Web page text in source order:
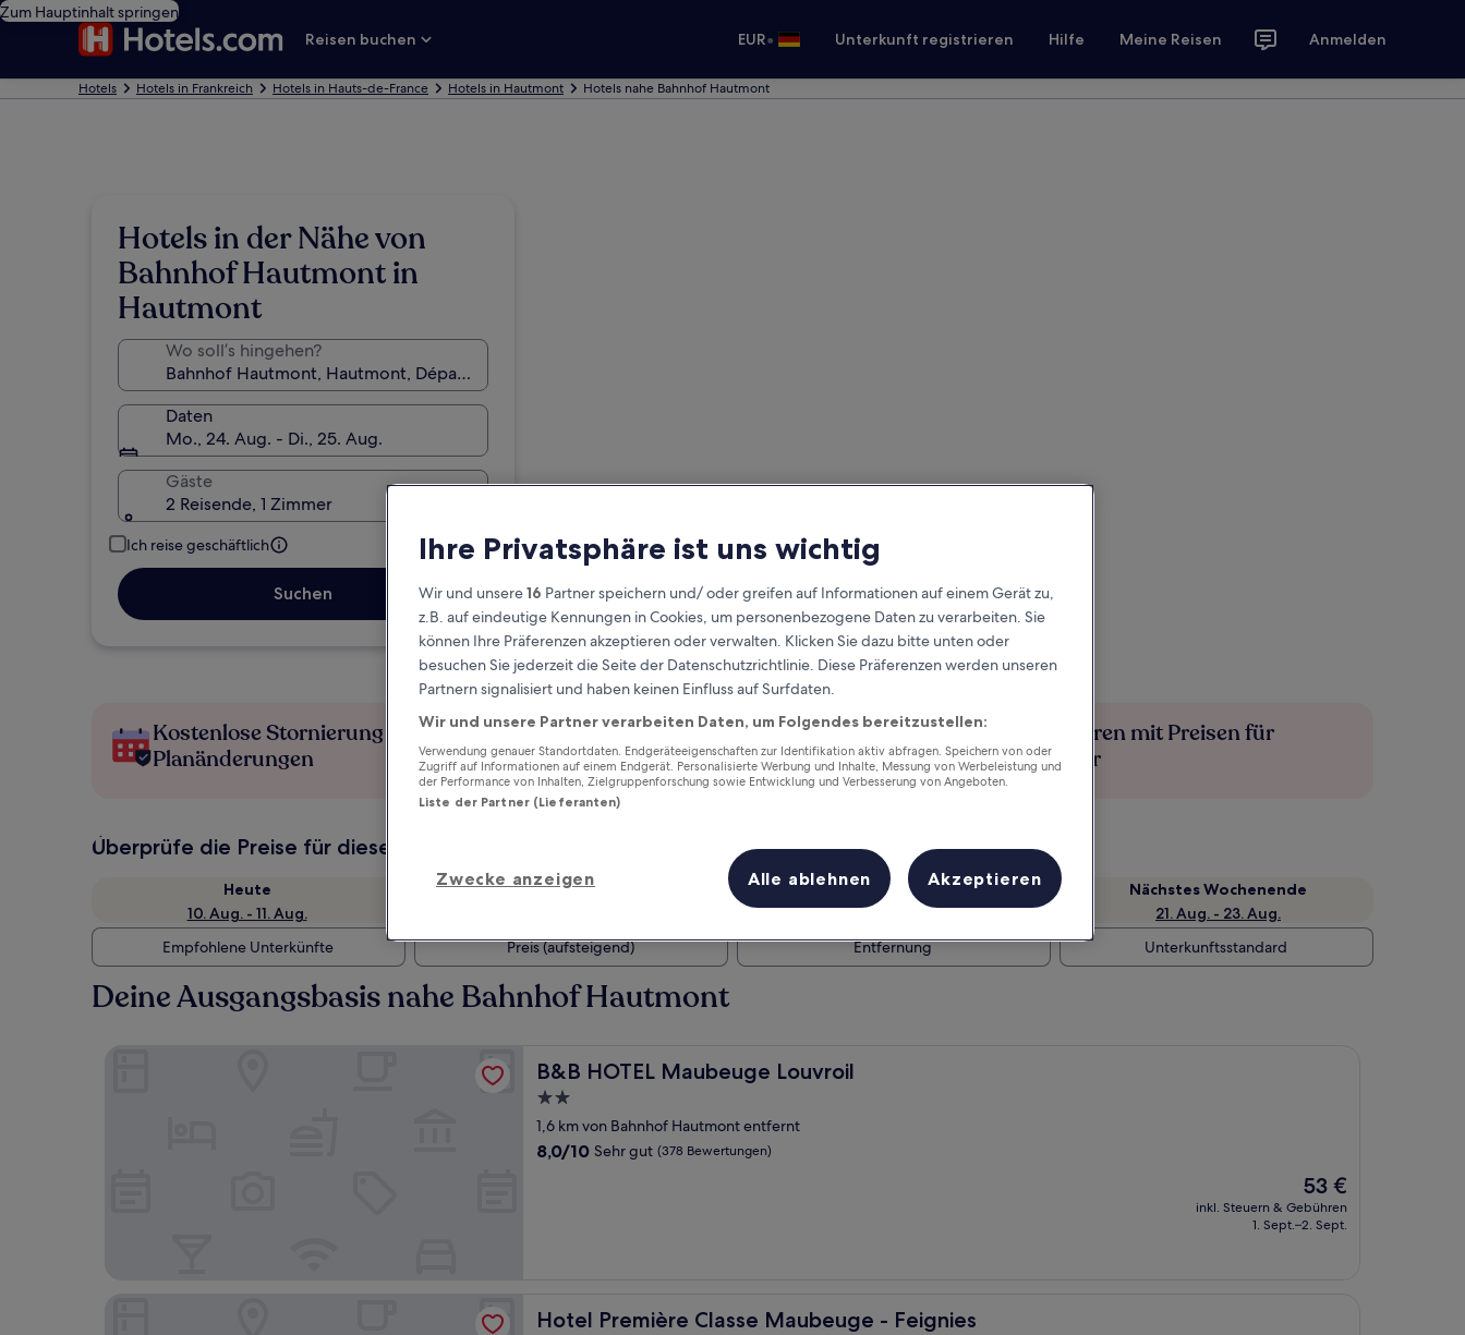
Zum Hauptinhalt springen
Reisen buchen
EUR• Unterkunft registrieren Hilfe Meine Reisen Anmelden
Hotels Hotels in Frankreich Hotels in Hauts-de-France Hotels in Hautmont Hotels nahe Bahnhof Hautmont
Hotels in der Nähe von
Bahnhof Hautmont in
Hautmont
Wo soll’s hingehen?
Daten
Mo., 24. Aug. - Di., 25. Aug.
Gäste
2 Reisende, 1 Zimmer
Ich reise geschäftlich
Suchen
Kostenlose Stornierung bei
Planänderungen
Verdiene Prämien für jede
wahrgenommene Übernachtung
Mehr sparen mit Preisen für
Mitglieder
Überprüfe die Preise für diese Daten
Heute
10. Aug. - 11. Aug.
Morgen
Dieses Wochenende
14. Aug. - 16. Aug.
Nächstes Wochenende
21. Aug. - 23. Aug.
Empfohlene Unterkünfte
Preis (aufsteigend) Entfernung Unterkunftsstandard
Deine Ausgangsbasis nahe Bahnhof Hautmont
B&B HOTEL Maubeuge Louvroil
B&B HOTEL Maubeuge Louvroil
2.0-
Sterne-
Unterkunft
1,6 km von Bahnhof Hautmont entfernt
8.0
8,0/10 Sehr gut (378 Bewertungen)
Der
Preis
beträgt
53 €
inkl. Steuern & Gebühren
1. Sept.–2. Sept.
Hotel Première Classe Maubeuge - Feignies
Hotel Première Classe Maubeuge - Feignies
Ihre Privatsphäre ist uns wichtig
Wir und unsere16 Partner speichern und/ oder greifen auf Informationen auf einem Gerät zu,
z.B. auf eindeutige Kennungen in Cookies, um personenbezogene Daten zu verarbeiten. Sie
können Ihre Präferenzen akzeptieren oder verwalten. Klicken Sie dazu bitte unten oder
besuchen Sie jederzeit die Seite der Datenschutzrichtlinie. Diese Präferenzen werden unseren
Partnern signalisiert und haben keinen Einfluss auf Surfdaten.
Wir und unsere Partner verarbeiten Daten, um Folgendes bereitzustellen:
Verwendung genauer Standortdaten. Endgeräteeigenschaften zur Identifikation aktiv abfragen. Speichern von oder
Zugriff auf Informationen auf einem Endgerät. Personalisierte Werbung und Inhalte, Messung von Werbeleistung und
der Performance von Inhalten, Zielgruppenforschung sowie Entwicklung und Verbesserung von Angeboten.
Liste der Partner (Lieferanten)
Zwecke anzeigen Alle ablehnen Akzeptieren